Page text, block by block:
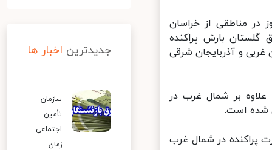
مناطقی از خراسان
بارش پراکنده
و آذربایجان شرقی
بر شمال غرب در
شده است.
در شمال غرب
جدیدترین اخبار ها
سازمان
تأمین
اجتماعی
زمان